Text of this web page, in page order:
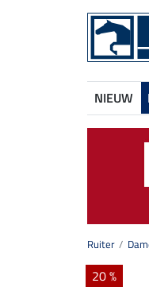
NIEUW
Ruiter
20 %